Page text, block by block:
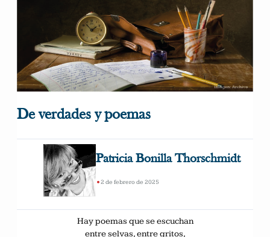
De verdades y poemas
Patricia Bonilla Thorschmidt
•2 de febrero de 2025
Hay poemas que se escuchan
entre selvas, entre gritos,